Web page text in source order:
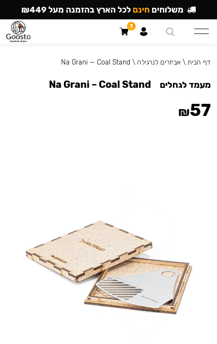
דף הבית \אביזרים לנרגילה \
Na Grani — Coal Stand
מעמד לגחלים Na Grani – Coal Stand
₪57
משלוחים חינם לכל הארץ בהזמנה מעל ₪449
1